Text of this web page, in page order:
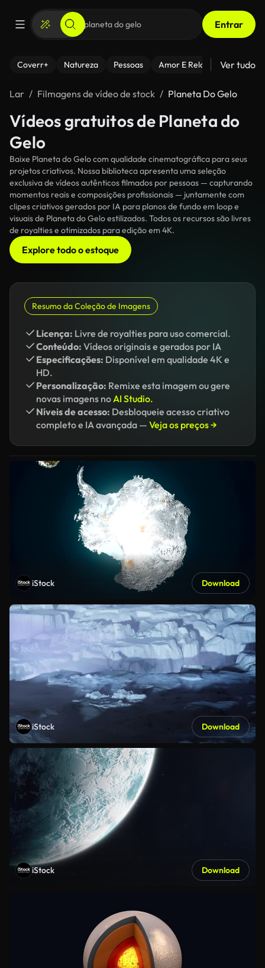
Entrar
Coverr+ Natureza Pessoas Amor E Relacionamentos
Ver tudo
Lar Filmagens de vídeo de stock Planeta Do Gelo
Vídeos gratuitos de Planeta do
Gelo
Baixe Planeta do Gelo com qualidade cinematográfica para seus
projetos criativos. Nossa biblioteca apresenta uma seleção
exclusiva de vídeos autênticos filmados por pessoas — capturando
momentos reais e composições profissionais — juntamente com
clipes criativos gerados por IA para planos de fundo em loop e
visuais de Planeta do Gelo estilizados. Todos os recursos são livres
de royalties e otimizados para edição em 4K.
Explore todo o estoque
Resumo da Coleção de Imagens
Licença: Livre de royalties para uso comercial.
Conteúdo: Vídeos originais e gerados por IA
Especificações: Disponível em qualidade 4K e
HD.
Personalização: Remixe esta imagem ou gere
novas imagens noAI Studio.
Níveis de acesso: Desbloqueie acesso criativo
completo e IA avançada — Veja os preços →
iStock Download
iStock Download
iStock Download